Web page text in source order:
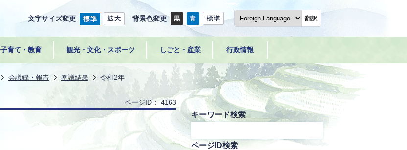
文字サイズ変更 背景色変更 翻訳
子育て・教育 観光・文化・スポーツ しごと・産業 行政情報
会議録・報告 審議結果 令和2年
ページID： 4163
キーワード検索
ページID検索